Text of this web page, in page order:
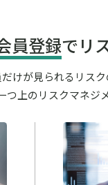
員登録でリ
けが見られるリス
つ上のリスクマネジ